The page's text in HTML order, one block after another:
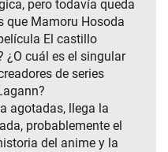
pero todavía queda
que Mamoru Hosoda
El castillo
¿O cuál es el singular
de series
agotadas, llega la
probablemente el
del anime y la